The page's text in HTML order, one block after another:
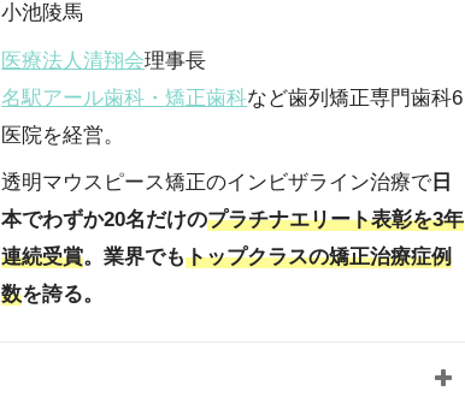
小池陵馬
医療法人清翔会理事長
名駅アール歯科・矯正歯科など歯列矯正専門歯科6
医院を経営。
透明マウスピース矯正のインビザライン治療で 日
本でわずか20名だけのプラチナエリート表彰を3年
連続受賞。業界でもトップクラスの矯正治療症例
数を誇る。